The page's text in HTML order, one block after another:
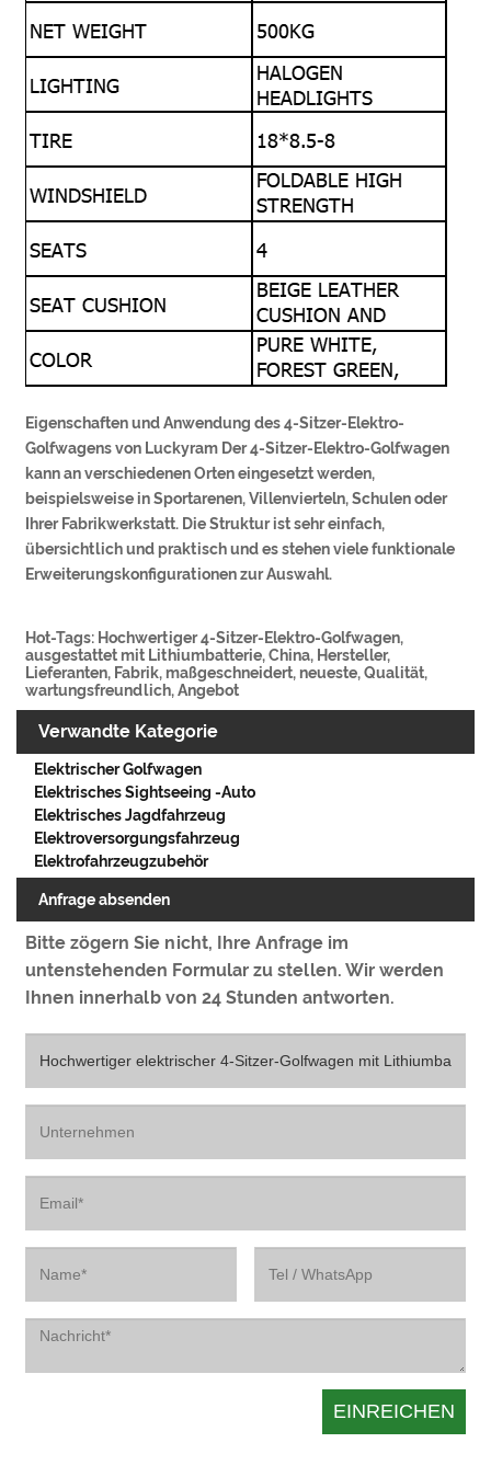
Eigenschaften und Anwendung des 4-Sitzer-Elektro-
Golfwagens von Luckyram Der 4-Sitzer-Elektro-Golfwagen
kann an verschiedenen Orten eingesetzt werden,
beispielsweise in Sportarenen, Villenvierteln, Schulen oder
Ihrer Fabrikwerkstatt. Die Struktur ist sehr einfach,
übersichtlich und praktisch und es stehen viele funktionale
Erweiterungskonfigurationen zur Auswahl.
Hot-Tags: Hochwertiger 4-Sitzer-Elektro-Golfwagen,
ausgestattet mit Lithiumbatterie, China, Hersteller,
Lieferanten, Fabrik, maßgeschneidert, neueste, Qualität,
wartungsfreundlich, Angebot
Verwandte Kategorie
Elektrischer Golfwagen
Elektrisches Sightseeing -Auto
Elektrisches Jagdfahrzeug
Elektroversorgungsfahrzeug
Elektrofahrzeugzubehör
Anfrage absenden
Bitte zögern Sie nicht, Ihre Anfrage im
untenstehenden Formular zu stellen. Wir werden
Ihnen innerhalb von 24 Stunden antworten.